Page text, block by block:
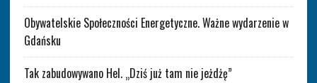
Obywatelskie Społeczności Energetyczne. Ważne wydarzenie w
Gdańsku
Tak zabudowywano Hel. „Dziś już tam nie jeżdżę”